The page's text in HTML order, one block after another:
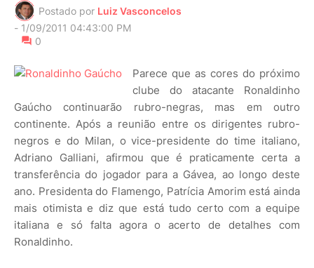
Postado por Luiz Vasconcelos
- 1/09/2011 04:43:00 PM
0
Parece que as cores do próximo
clube do atacante Ronaldinho
Gaúcho continuarão rubro-negras, mas em outro
continente. Após a reunião entre os dirigentes rubro-
negros e do Milan, o vice-presidente do time italiano,
Adriano Galliani, afirmou que é praticamente certa a
transferência do jogador para a Gávea, ao longo deste
ano. Presidenta do Flamengo, Patrícia Amorim está ainda
mais otimista e diz que está tudo certo com a equipe
italiana e só falta agora o acerto de detalhes com
Ronaldinho.